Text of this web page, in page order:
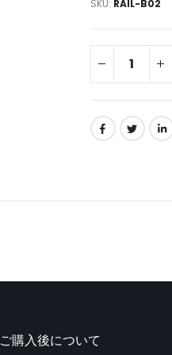
SKU RAIL-B02
ご購入後について